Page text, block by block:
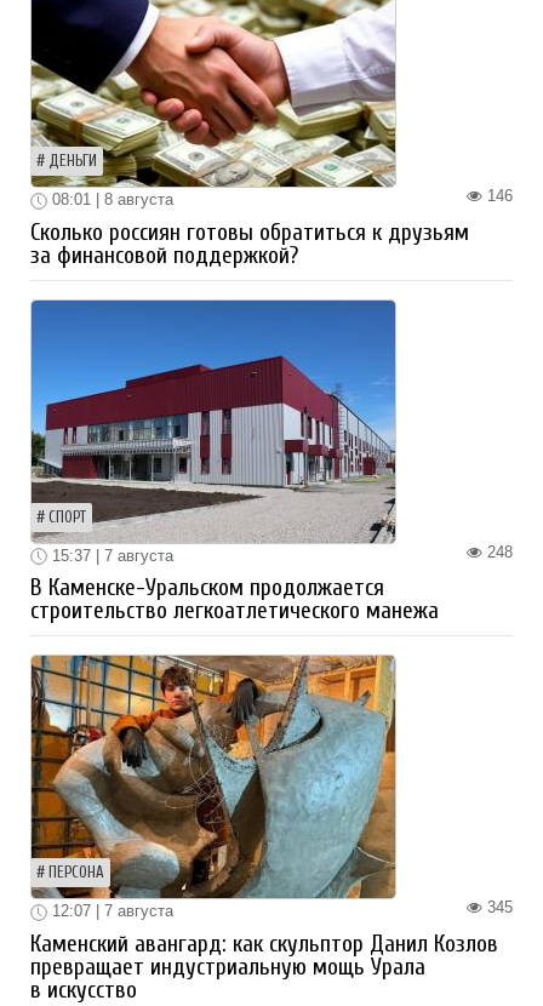
ДЕНЬГИ
146
08:01 | 8 августа
Сколько россиян готовы обратиться к друзьям
за финансовой поддержкой?
СПОРТ
248
15:37 | 7 августа
В Каменске-Уральском продолжается
строительство легкоатлетического манежа
ПЕРСОНА
345
12:07 | 7 августа
Каменский авангард: как скульптор Данил Козлов
превращает индустриальную мощь Урала
в искусство